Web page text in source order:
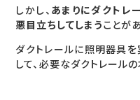
しかし、 あまりにダクトレ
悪目立ちしてしまうことが
ダクトレールに照明器具
して、必要なダクトレール